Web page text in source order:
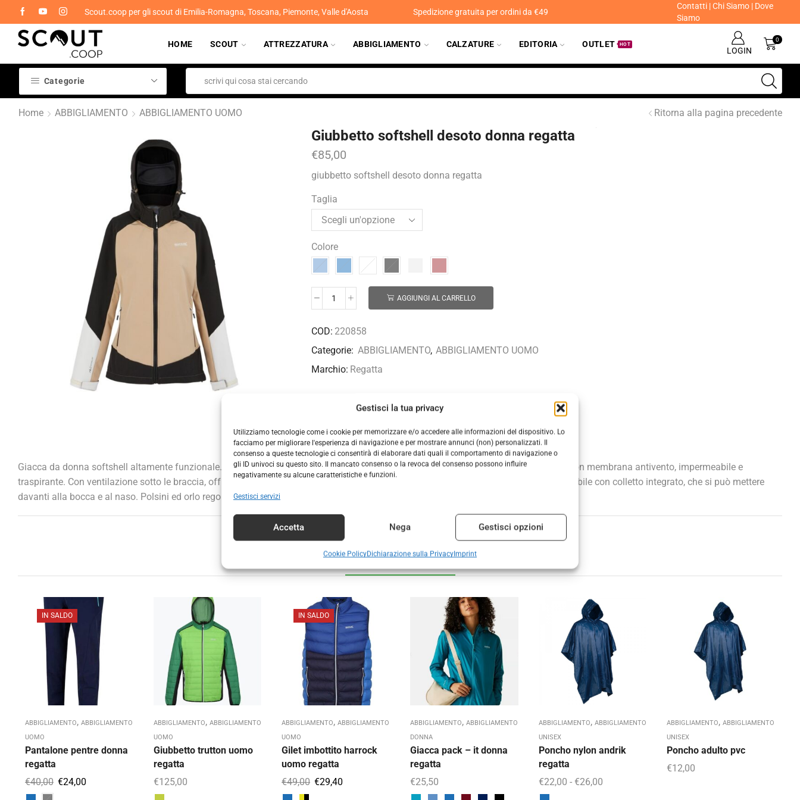
Gestisci la tua privacy
Utilizziamo tecnologie come i cookie per memorizzare e/o accedere alle informazioni del dispositivo. Lo
facciamo per migliorare l'esperienza di navigazione e per mostrare annunci (non) personalizzati. Il
consenso a queste tecnologie ci consentirà di elaborare dati quali il comportamento di navigazione o
gli ID univoci su questo sito. Il mancato consenso o la revoca del consenso possono influire
negativamente su alcune caratteristiche e funzioni.
Gestisci servizi
Accetta Nega Gestisci opzioni
Cookie PolicyDichiarazione sulla PrivacyImprint
Scout.coop per gli scout di Emilia-Romagna, Toscana, Piemonte, Valle d'Aosta Spedizione gratuita per ordini da €49
Contatti|Chi Siamo| Dove
Siamo
HOME SCOUT ATTREZZATURA ABBIGLIAMENTO CALZATURE EDITORIA OUTLET HOT
LOGIN
0
Categorie
Home ABBIGLIAMENTO ABBIGLIAMENTO UOMO Ritorna alla pagina precedente
Giubbetto softshell desoto donna regatta
€85,00
giubbetto softshell desoto donna regatta
Taglia
Colore
AGGIUNGI AL CARRELLO
COD: 220858
Categorie: ABBIGLIAMENTO, ABBIGLIAMENTO UOMO
Marchio: Regatta
DESCRIZIONE INFORMAZIONI AGGIUNTIVE
Giacca da donna softshell altamente funzionale. Tessuto softshell XPT Stretch con interno in pile per un’ottimale termicità. Tessuto con membrana antivento, impermeabile e
traspirante. Con ventilazione sotto le braccia, offre protezione in caso di maltempo e per attività aerobiche invernali: cappuccio staccabile con colletto integrato, che si può mettere
davanti alla bocca e al naso. Polsini ed orlo regolabile per una vestibilità ottimale.
Prodotti correlati
IN SALDO
ABBIGLIAMENTO, ABBIGLIAMENTO
UOMO
Pantalone pentre donna
regatta
€40,00 €24,00
ABBIGLIAMENTO, ABBIGLIAMENTO
UOMO
Giubbetto trutton uomo
regatta
€125,00
IN SALDO
ABBIGLIAMENTO,ABBIGLIAMENTO
UOMO
Gilet imbottito harrock
uomo regatta
€49,00 €29,40
ABBIGLIAMENTO, ABBIGLIAMENTO
DONNA
Giacca pack – it donna
regatta
€25,50
ABBIGLIAMENTO, ABBIGLIAMENTO
UNISEX
Poncho nylon andrik
regatta
€22,00 - €26,00
ABBIGLIAMENTO,ABBIGLIAMENTO
UNISEX
Poncho adulto pvc
€12,00